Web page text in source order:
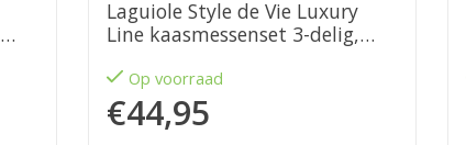
Laguiole Style de Vie Luxury
Line kaasmessenset 3-delig,
Op voorraad
€44,95